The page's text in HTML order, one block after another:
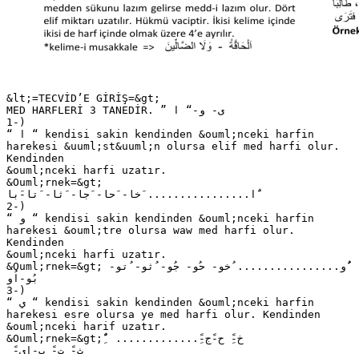
&lt;=TECVİD’E GİRİŞ=&gt;
MED HARFLERİ 3 TANEDİR. ” ‫ ى‬-‫ و‬-‫“ ا‬
1-)
“ ‫ “ ا‬kendisi sakin kendinden &ouml;nceki harfin
harekesi &uuml;st&uuml;n olursa elif med harfi olur.
Kendinden
&ouml;nceki harfi uzatır.
&Ouml;rnek=&gt;
‫ ٌَا‬................‫ َخا‬-‫ َحا‬-‫ َجا‬-‫ َثا‬-‫ َتا‬-‫َبا‬
2-)
“ ‫ “ و‬kendisi sakin kendinden &ouml;nceki harfin
harekesi &ouml;tre olursa waw med harfi olur.
Kendinden
&ouml;nceki harfi uzatır.
&Ouml;rnek=&gt; ‫ٌُو‬................‫ ُخو‬-‫ حُو‬-‫ جُو‬-‫ ُثو‬-‫ ُتو‬-‫
بُو‬-‫اُو‬
3-)
“ ‫ “ ي‬kendisi sakin kendinden &ouml;nceki harfin
harekesi esre olursa ye med harfi olur. Kendinden
&ouml;nceki harif uzatır.
&Ouml;rnek=&gt; ًٌِ .............-ًِ‫ خ‬-ًِ‫ ح‬-ً‫ج‬
ِ -ًِ‫ ث‬-ًِ‫ ت‬-ً‫ ِب‬-‫اِي‬